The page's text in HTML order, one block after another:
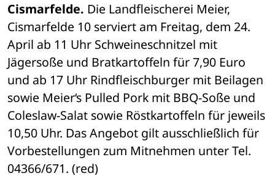
Cismarfelde. Die Landfleischerei Meier,
Cismarfelde 10 serviert am Freitag, dem 24.
April ab 11 Uhr Schweineschnitzel mit
Jägersoße und Bratkartoffeln für 7,90 Euro
und ab 17 Uhr Rindfleischburger mit Beilagen
sowie Meier‘s Pulled Pork mit BBQ-Soße und
Coleslaw-Salat sowie Röstkartoffeln für jeweils
10,50 Uhr. Das Angebot gilt ausschließlich für
Vorbestellungen zum Mitnehmen unter Tel.
04366/671. (red)